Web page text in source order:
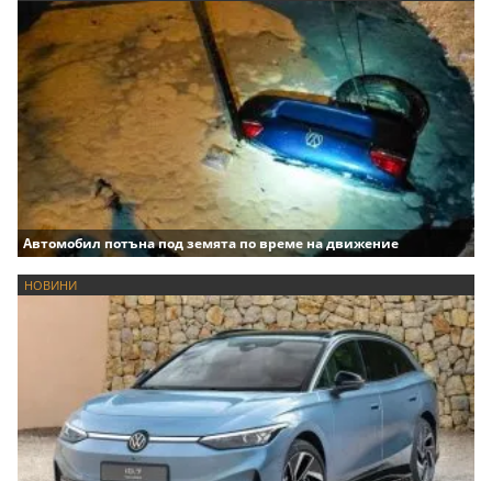
Автомобил потъна под земята по време на движение
НОВИНИ